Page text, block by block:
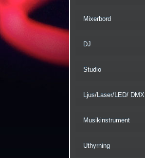
Mixerbord
DJ
Studio
Ljus/Laser/LED/ DMX
Musikinstrument
Uthyrning